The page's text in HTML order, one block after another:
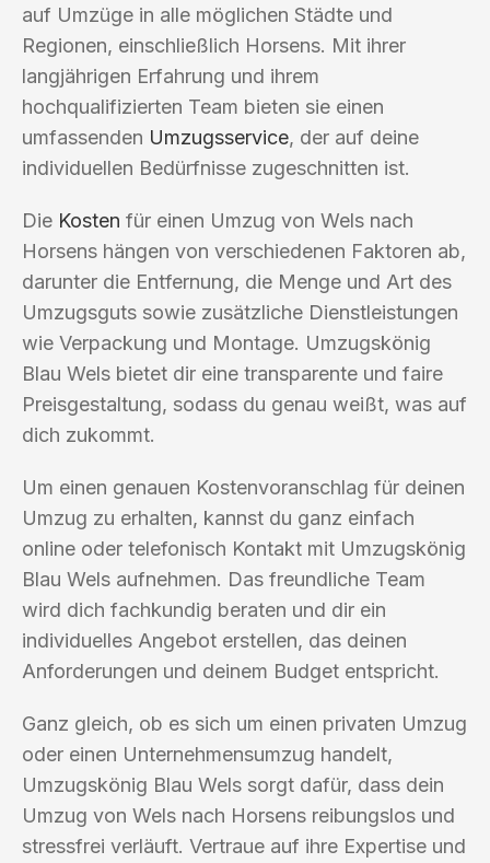
auf Umzüge in alle möglichen Städte und
Regionen, einschließlich Horsens. Mit ihrer
langjährigen Erfahrung und ihrem
hochqualifizierten Team bieten sie einen
umfassenden Umzugsservice, der auf deine
individuellen Bedürfnisse zugeschnitten ist.
Die Kosten für einen Umzug von Wels nach
Horsens hängen von verschiedenen Faktoren ab,
darunter die Entfernung, die Menge und Art des
Umzugsguts sowie zusätzliche Dienstleistungen
wie Verpackung und Montage. Umzugskönig
Blau Wels bietet dir eine transparente und faire
Preisgestaltung, sodass du genau weißt, was auf
dich zukommt.
Um einen genauen Kostenvoranschlag für deinen
Umzug zu erhalten, kannst du ganz einfach
online oder telefonisch Kontakt mit Umzugskönig
Blau Wels aufnehmen. Das freundliche Team
wird dich fachkundig beraten und dir ein
individuelles Angebot erstellen, das deinen
Anforderungen und deinem Budget entspricht.
Ganz gleich, ob es sich um einen privaten Umzug
oder einen Unternehmensumzug handelt,
Umzugskönig Blau Wels sorgt dafür, dass dein
Umzug von Wels nach Horsens reibungslos und
stressfrei verläuft. Vertraue auf ihre Expertise und